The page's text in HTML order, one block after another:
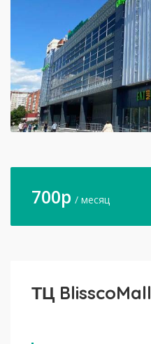
700p / месяц
ТЦ BlisscoMall